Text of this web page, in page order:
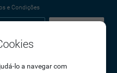
e Condições
lo a navegar com